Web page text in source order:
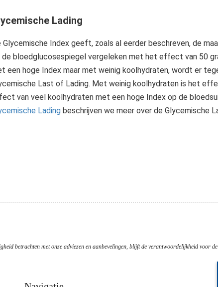
Lading
Glycemische Index geeft, zoals al eerder beschreven, de
de bloedglucosespiegel vergeleken met het effect van 50
een hoge Index maar met weinig koolhydraten, wordt er
Last of Lading. Met weinig koolhydraten is het
van veel koolhydraten met een hoge Index op de
Ladingbeschrijven we meer over de Glycemische
betrachten met onze adviezen en aanbevelingen, blijft de verantwoordelijkheid voor